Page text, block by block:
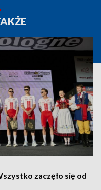
zaczęło się od